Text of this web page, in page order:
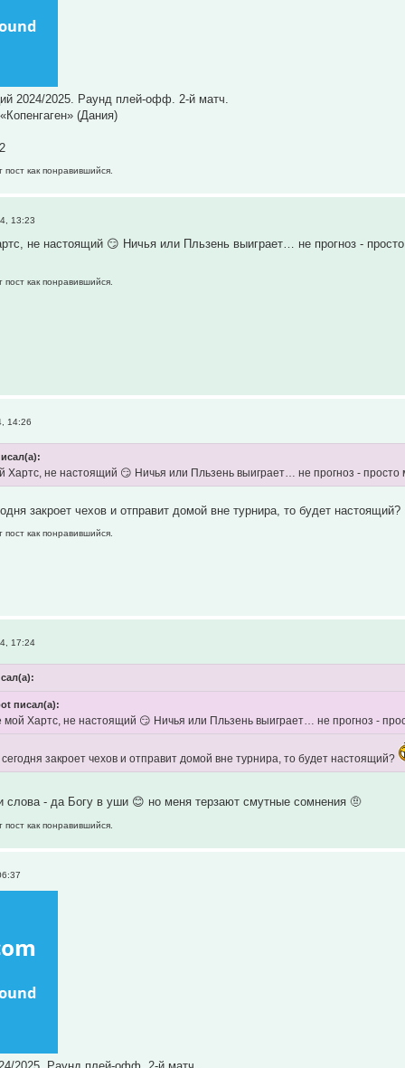
2024/2025. Раунд плей-офф. 2-й матч.
(Дания)
пост как понравившийся.
13:23
не настоящий 😏 Ничья или Пльзень выиграет… не прогноз -
пост как понравившийся.
14:26
Хартс, не настоящий 😏 Ничья или Пльзень выиграет… не прогноз - просто
закроет чехов и отправит домой вне турнира, то будет настоящий?
пост как понравившийся.
17:24
писал(а):
Хартс, не настоящий 😏 Ничья или Пльзень выиграет… не прогноз -
сегодня закроет чехов и отправит домой вне турнира, то будет настоящий?
слова - да Богу в уши 😊 но меня терзают смутные сомнения 🤨
пост как понравившийся.
2025. Раунд плей-офф. 2-й матч.